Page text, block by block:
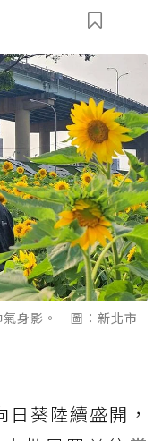
氣身影。 圖：新北市
葵陸續盛開，